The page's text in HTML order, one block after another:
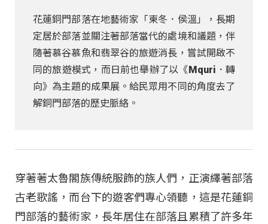
花蓮銅門部落在地藝術家「東冬．侯溫」，長期
定居於部落並關注著部落當代的處境和議題，伴
隨著慕谷慕魚和翡翠谷的旅遊消長，嘗試開啟不
同的旅遊模式，而日前也舉辦了以《Mquri．轉
向》為主題的成果展。給民眾用不同的角度去了
解銅門部落的歷史脈絡。
穿著著太魯閣族傳統服飾的族人們，正演繹著部落
古老歌謠，而台下的遊客們專心領聽，這是花蓮銅
門部落的藝術家，長年居住在部落且累積了許多年